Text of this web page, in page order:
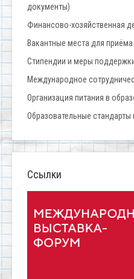
документы)
Финансово-хозяйственная
Вакантные места для
Стипендии и меры
Международное
Организация питания в
Образовательные стандарты
Ссылки